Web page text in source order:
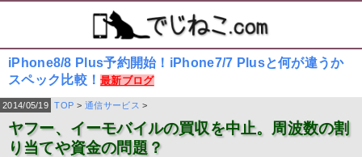
iPhone8/8 Plus予約開始！iPhone7/7 Plusと何が違うか
スペック比較！最新ブログ
2014/05/19 TOP > 通信サービス >
ヤフー、イーモバイルの買収を中止。周波数の割
り当てや資金の問題？